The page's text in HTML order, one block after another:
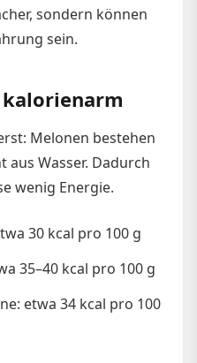
sondern können
sein.
kalorienarm
Melonen bestehen
aus Wasser. Dadurch
wenig Energie.
30 kcal pro 100 g
35–40 kcal pro 100 g
etwa 34 kcal pro 100